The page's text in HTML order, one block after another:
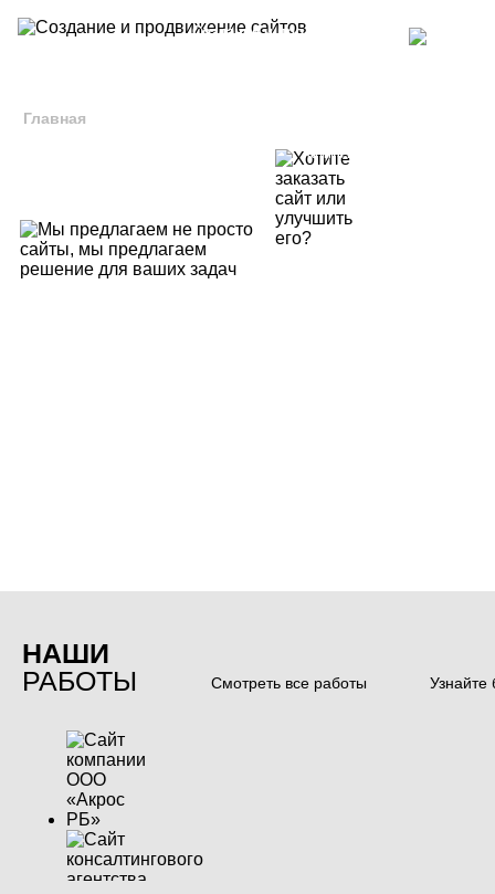
Создание и продвижение
Главная
Хотите незамедлительно
или улучшить его?
НАШИ
РАБОТЫ
Смотреть все работы Узнайте